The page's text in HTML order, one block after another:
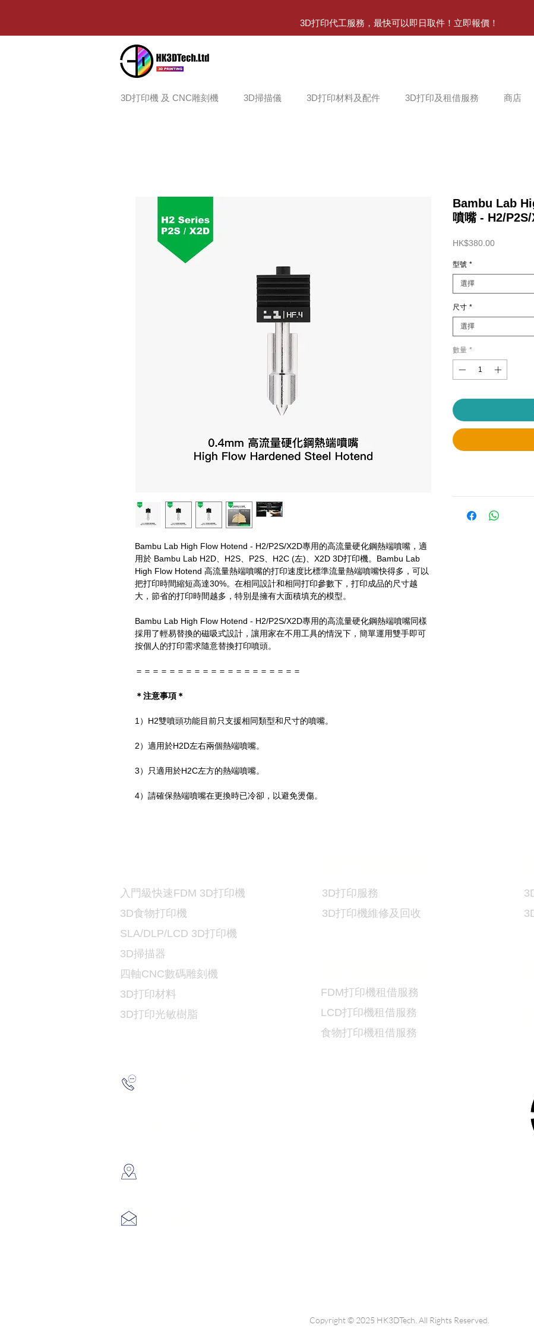
3D打印代工服務，最快可以即日取件！立即報價！
3D打印機 及 CNC雕刻機 3D掃描儀 3D打印材料及配件 3D打印及租借服務 商店
Bambu Lab High Flow Hotend - H2/P2S/X2D專用的高流量硬化鋼熱端噴嘴，適
用於 Bambu Lab H2D、H2S、P2S、H2C (左)、X2D 3D打印機。Bambu Lab
High Flow Hotend 高流量熱端噴嘴的打印速度比標準流量熱端噴嘴快得多，可以
把打印時間縮短高達30%。在相同設計和相同打印參數下，打印成品的尺寸越
大，節省的打印時間越多，特別是擁有大面積填充的模型。
Bambu Lab High Flow Hotend - H2/P2S/X2D專用的高流量硬化鋼熱端噴嘴同樣
採用了輕易替換的磁吸式設計，讓用家在不用工具的情況下，簡單運用雙手即可
按個人的打印需求隨意替換打印噴頭。
＝＝＝＝＝＝＝＝＝＝＝＝＝＝＝＝＝＝＝＝
＊注意事項＊
1）H2雙噴頭功能目前只支援相同類型和尺寸的噴嘴。
2）適用於H2D左右兩個熱端噴嘴。
3）只適用於H2C左方的熱端噴嘴。
4）請確保熱端噴嘴在更換時已冷卻，以避免燙傷。
Bambu Lab
噴嘴 - H2/P2S/
HK$380.00價
型號 *
選擇
尺寸 *
選擇
數量 *
入門級快速FDM 3D打印機
3D食物打印機
SLA/DLP/LCD 3D打印機
3D掃描器
​四軸CNC數碼雕刻機
3D打印材料
3D打印光敏樹脂
3D打印服務
3D打印機維修及回收
FDM打印機租借服務
LCD打印機租借服務
食物打印機租借服務
Copyright © 2025 HK3DTech. All Rights Reserved.